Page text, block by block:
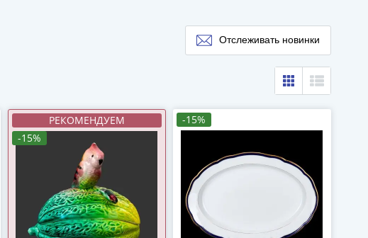
Отслеживать новинки
РЕКОМЕНДУЕМ
-15%
-15%